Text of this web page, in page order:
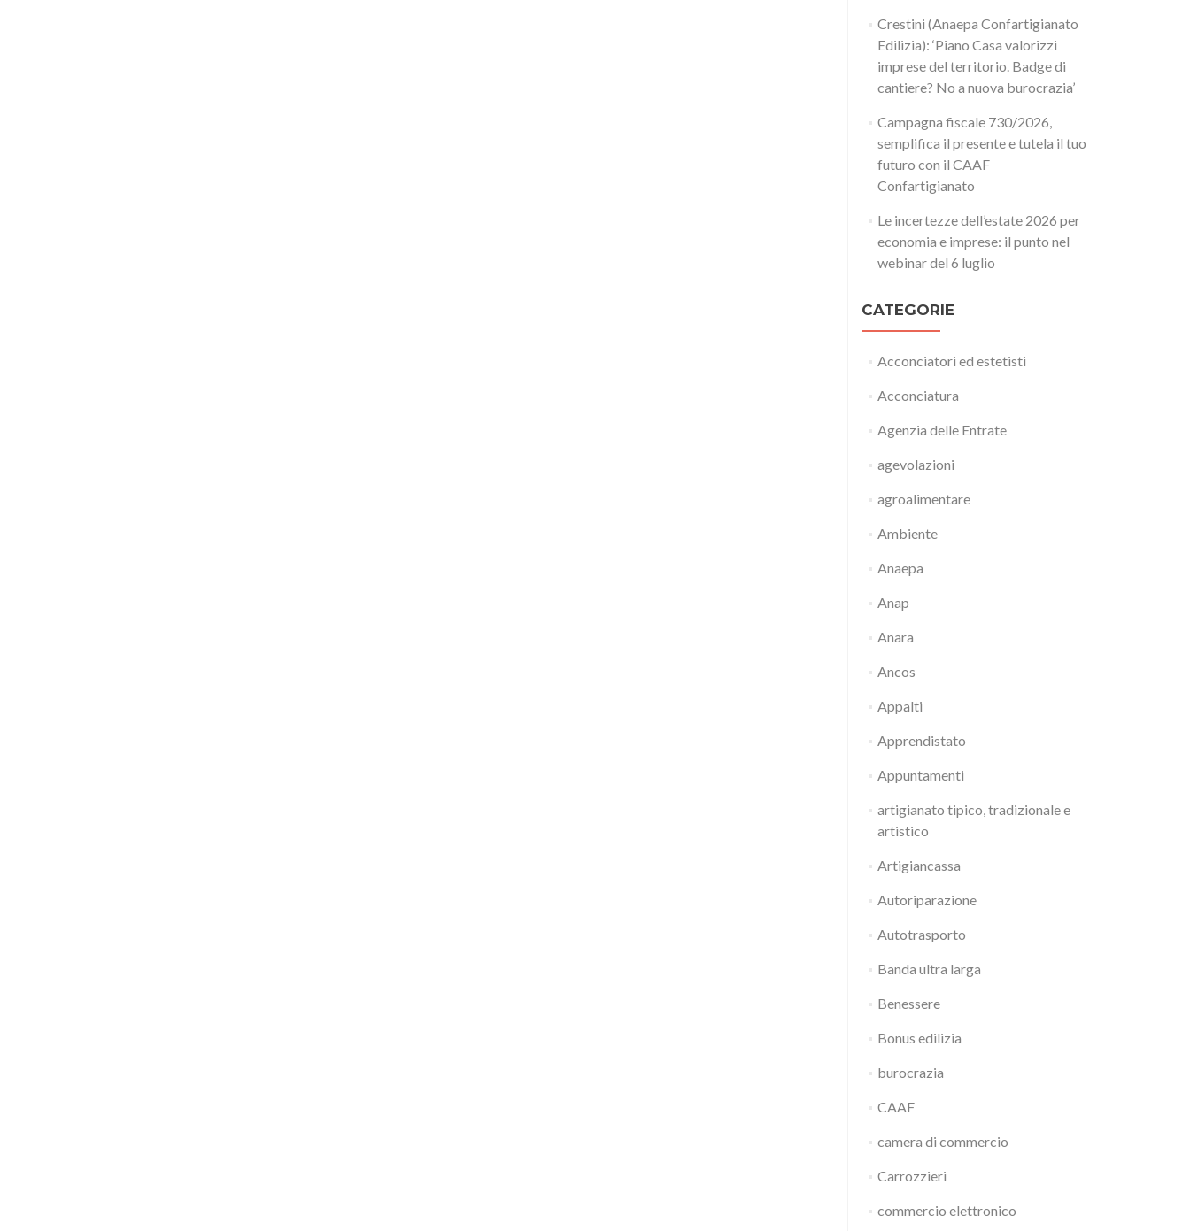
Crestini (Anaepa Confartigianato
Edilizia): ‘Piano Casa valorizzi
imprese del territorio. Badge di
cantiere? No a nuova burocrazia’
Campagna fiscale 730/2026,
semplifica il presente e tutela il tuo
futuro con il CAAF
Confartigianato
Le incertezze dell’estate 2026 per
economia e imprese: il punto nel
webinar del 6 luglio
CATEGORIE
Acconciatori ed estetisti
Acconciatura
Agenzia delle Entrate
agevolazioni
agroalimentare
Ambiente
Anaepa
Anap
Anara
Ancos
Appalti
Apprendistato
Appuntamenti
artigianato tipico, tradizionale e
artistico
Artigiancassa
Autoriparazione
Autotrasporto
Banda ultra larga
Benessere
Bonus edilizia
burocrazia
CAAF
camera di commercio
Carrozzieri
commercio elettronico